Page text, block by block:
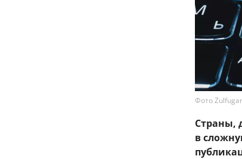
Фото
Страны,
в